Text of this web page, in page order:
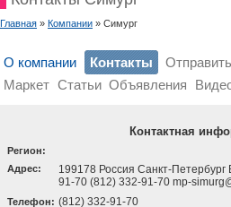
Главная » Компании » Симург
О компании Контакты
Маркет Статьи Объявления
Контактная
Регион:
Адрес:
199178 Россия Санкт-
91-70 (812) 332-91-70 mp-
Телефон: (812) 332-91-70